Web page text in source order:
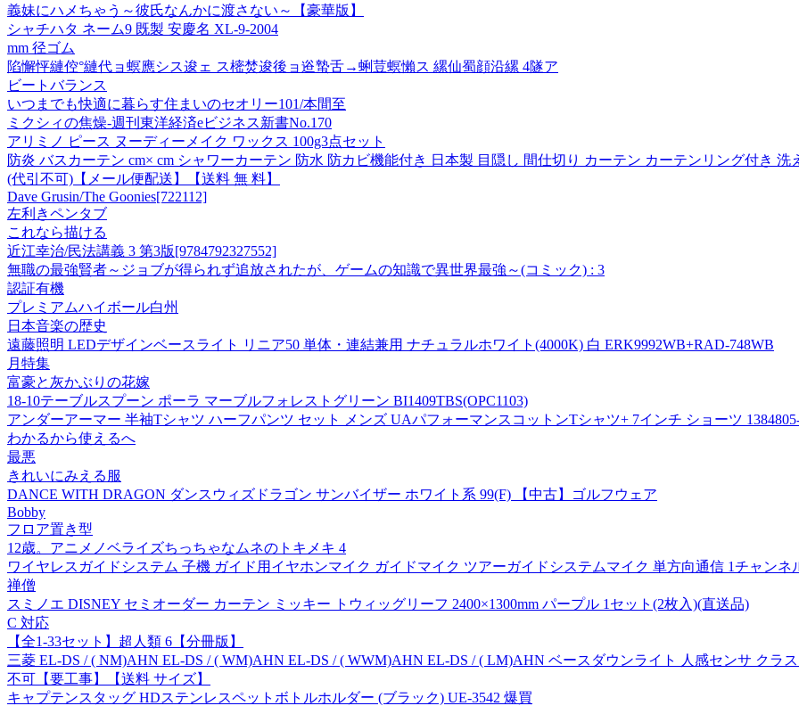
義妹にハメちゃう～彼氏なんかに渡さない～【豪華版】
シャチハタ ネーム9 既製 安慶名 XL-9-2004
mm 径ゴム
陷懈怦縺倥°縺代ョ螟應シス逡ェ ス樒焚逡後ョ逧蟄舌→蜊荳螟懶ス 縲仙蜀顔沿縲 4隧ア
ビートバランス
いつまでも快適に暮らす住まいのセオリー101/本間至
ミクシィの焦燥-週刊東洋経済eビジネス新書No.170
アリミノ ピース ヌーディーメイク ワックス 100g3点セット
防炎 バスカーテン cm× cm シャワーカーテン 防水 防カビ機能付き 日本製 目隠し 間仕切り カーテン カーテンリング付き
(代引不可)【メール便配送】【送料 無 料】
Dave Grusin/The Goonies[722112]
左利きペンタブ
これなら描ける
近江幸治/民法講義 3 第3版[9784792327552]
無職の最強賢者～ジョブが得られず追放されたが、ゲームの知識で異世界最強～(コミック) : 3
認証有機
プレミアムハイボール白州
日本音楽の歴史
遠藤照明 LEDデザインベースライト リニア50 単体・連結兼用 ナチュラルホワイト(4000K) 白 ERK9992WB+RAD-748WB
月特集
富豪と灰かぶりの花嫁
18-10テーブルスプーン ポーラ マーブルフォレストグリーン BI1409TBS(OPC1103)
アンダーアーマー 半袖Tシャツ ハーフパンツ セット メンズ UAパフォーマンスコットンTシャツ+ 7インチ ショーツ
わかるから使えるへ
最悪
きれいにみえる服
DANCE WITH DRAGON ダンスウィズドラゴン サンバイザー ホワイト系 99(F) 【中古】ゴルフウェア
Bobby
フロア置き型
12歳。アニメノベライズちっちゃなムネのトキメキ 4
ワイヤレスガイドシステム 子機 ガイド用イヤホンマイク ガイドマイク ツアーガイドシステムマイク 単方向通信 1チャン
禅僧
スミノエ DISNEY セミオーダー カーテン ミッキー トウィッグリーフ 2400×1300mm パープル 1セット(2枚入)(直送品)
C 対応
【全1-33セット】超人類 6【分冊版】
三菱 EL-DS / ( NM)AHN EL-DS / ( WM)AHN EL-DS / ( WWM)AHN EL-DS / ( LM)AHN ベースダウンライト 人感センサ クラ
不可【要工事】【送料 サイズ】
キャプテンスタッグ HDステンレスペットボトルホルダー (ブラック) UE-3542 爆買